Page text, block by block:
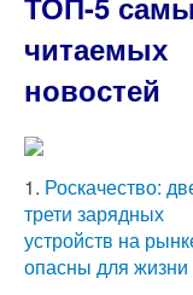
читаемых
новостей
1. Роскачество:
трети зарядных
устройств на
опасны для жизни